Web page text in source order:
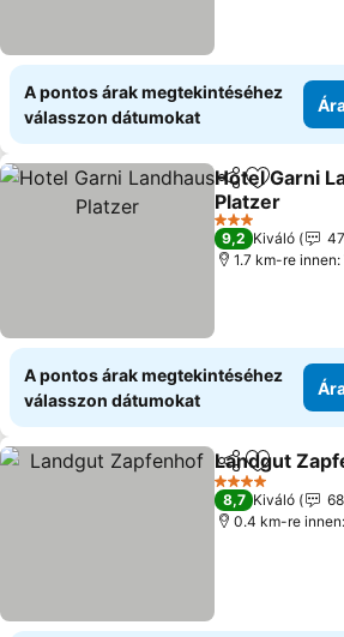
A pontos árak megtekintéséhez
válasszon dátumokat
Megosztás
Hotel Garni
Platzer
3 Kategória
9,2 Kiváló
1.7 km-re
A pontos árak megtekintéséhez
válasszon dátumokat
Megosztás
Landgut
4 Kategória
8,7 Kiváló
0.4 km-re